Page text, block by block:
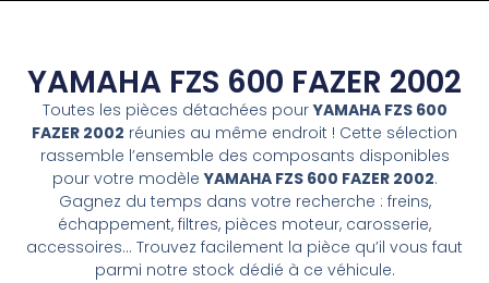
YAMAHA FZS 600 FAZER 2002
Toutes les pièces détachées pourYAMAHA FZS 600
FAZER 2002 réunies au même endroit ! Cette sélection
rassemble l’ensemble des composants disponibles
pour votre modèleYAMAHA FZS 600 FAZER 2002.
Gagnez du temps dans votre recherche : freins,
échappement, filtres, pièces moteur, carosserie,
accessoires… Trouvez facilement la pièce qu’il vous faut
parmi notre stock dédié à ce véhicule.